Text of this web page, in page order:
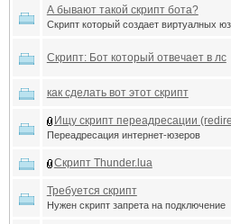
А бывают такой скрипт бота?
Скрипт который создает виртуалных
Скрипт: Бот который отвечает в лс
как сделать вот этот скрипт
Ищу скрипт переадресации
Переадресация интернет-юзеров
Скрипт Thunder.lua
Требуется скрипт
Нужен скрипт запрета на подключение